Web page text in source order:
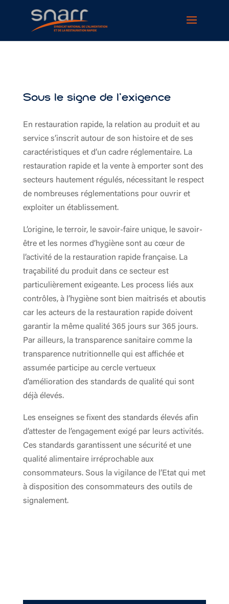
Sous le signe de l’exigence
En restauration rapide, la relation au produit et au
service s’inscrit autour de son histoire et de ses
caractéristiques et d’un cadre réglementaire. La
restauration rapide et la vente à emporter sont des
secteurs hautement régulés, nécessitant le respect
de nombreuses réglementations pour ouvrir et
exploiter un établissement.
L’origine, le terroir, le savoir-faire unique, le savoir-
être et les normes d’hygiène sont au cœur de
l’activité de la restauration rapide française. La
traçabilité du produit dans ce secteur est
particulièrement exigeante. Les process liés aux
contrôles, à l’hygiène sont bien maitrisés et aboutis
car les acteurs de la restauration rapide doivent
garantir la même qualité 365 jours sur 365 jours.
Par ailleurs, la transparence sanitaire comme la
transparence nutritionnelle qui est affichée et
assumée participe au cercle vertueux
d’amélioration des standards de qualité qui sont
déjà élevés.
Les enseignes se fixent des standards élevés afin
d’attester de l’engagement exigé par leurs activités.
Ces standards garantissent une sécurité et une
qualité alimentaire irréprochable aux
consommateurs. Sous la vigilance de l’Etat qui met
à disposition des consommateurs des outils de
signalement.